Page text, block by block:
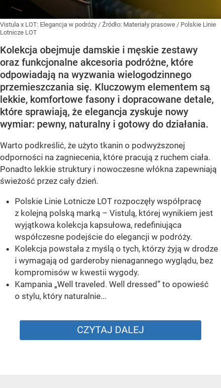
Vistula x LOT: Elegancja w podróży / Źródło: Materiały prasowe / Polskie Linie
Lotnicze LOT
Kolekcja obejmuje damskie i męskie zestawy
oraz funkcjonalne akcesoria podróżne, które
odpowiadają na wyzwania wielogodzinnego
przemieszczania się. Kluczowym elementem są
lekkie, komfortowe fasony i dopracowane detale,
które sprawiają, że elegancja zyskuje nowy
wymiar: pewny, naturalny i gotowy do działania.
Warto podkreślić, że użyto tkanin o podwyższonej
odporności na zagniecenia, które pracują z ruchem ciała.
Ponadto lekkie struktury i nowoczesne włókna zapewniają
świeżość przez cały dzień.
Polskie Linie Lotnicze LOT rozpoczęły współpracę
z kolejną polską marką – Vistulą, której wynikiem jest
wyjątkowa kolekcja kapsułowa, redefiniująca
współczesne podejście do elegancji w podróży.
Kolekcja powstała z myślą o tych, którzy żyją w drodze
i wymagają od garderoby nienagannego wyglądu, bez
kompromisów w kwestii wygody.
Kampania „Well traveled. Well dressed” to opowieść
o stylu, który naturalnie...
CZYTAJ DALEJ